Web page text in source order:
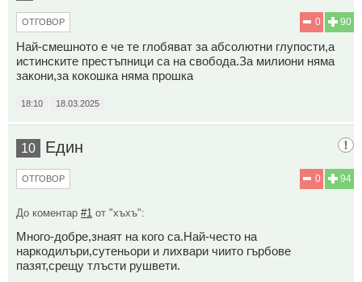
90
0
ОТГОВОР
Най-смешното е че те глобяват за абсолютни глупости,а
истинските престъпници са на свобода.За милиони няма
закони,за кокошка няма прошка
18:10 18.03.2025
10 Един
94
0
ОТГОВОР
До коментар #1 от "хъхъ":
Много-добре,знаят на кого са.Най-често на
наркодилъри,сутеньори и лихвари чиито гърбове
пазят,срещу тлъсти рушвети.